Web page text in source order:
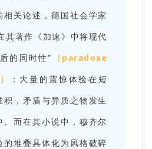
关论述，德国社会学家
其著作《加速》中将现代
的同时性”
（paradoxe
：大量的震惊体验在短
，矛盾与异质之物发生
。而在其小说中，穆齐尔
的堆叠具体化为风格破碎